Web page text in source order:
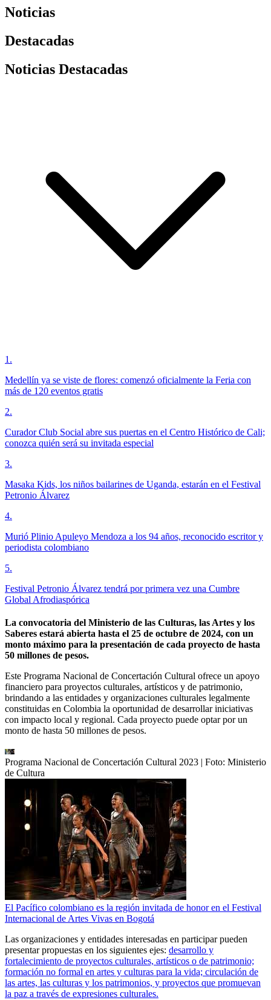
Noticias
Destacadas
Noticias Destacadas
1 .
Medellín ya se viste de flores: comenzó oficialmente la Feria con
más de 120 eventos gratis
2.
Curador Club Social abre sus puertas en el Centro Histórico de Cali;
conozca quién será su invitada especial
3.
Masaka Kids, los niños bailarines de Uganda, estarán en el Festival
Petronio Álvarez
4.
Murió Plinio Apuleyo Mendoza a los 94 años, reconocido escritor y
periodista colombiano
5.
Festival Petronio Álvarez tendrá por primera vez una Cumbre
Global Afrodiaspórica
La convocatoria del Ministerio de las Culturas, las Artes y los
Saberes estará abierta hasta el 25 de octubre de 2024, con un
monto máximo para la presentación de cada proyecto de hasta
50 millones de pesos.
Este Programa Nacional de Concertación Cultural ofrece un apoyo
financiero para proyectos culturales, artísticos y de patrimonio,
brindando a las entidades y organizaciones culturales legalmente
constituidas en Colombia la oportunidad de desarrollar iniciativas
con impacto local y regional. Cada proyecto puede optar por un
monto de hasta 50 millones de pesos.
Programa Nacional de Concertación Cultural 2023 | Foto: Ministerio
de Cultura
El Pacífico colombiano es la región invitada de honor en el Festival
Internacional de Artes Vivas en Bogotá
Las organizaciones y entidades interesadas en participar pueden
presentar propuestas en los siguientes ejes: desarrollo y
fortalecimiento de proyectos culturales, artísticos o de patrimonio;
formación no formal en artes y culturas para la vida; circulación de
las artes, las culturas y los patrimonios, y proyectos que promuevan
la paz a través de expresiones culturales.